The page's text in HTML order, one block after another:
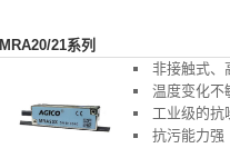
MRA20/21系列
非接触式、
温度变化不
工业级的抗
抗污能力强